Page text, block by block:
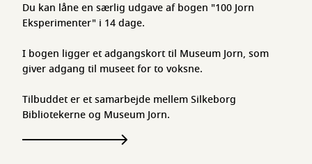
Du kan låne en særlig udgave af bogen "100 Jorn
Eksperimenter" i 14 dage.
I bogen ligger et adgangskort til Museum Jorn, som
giver adgang til museet for to voksne.
Tilbuddet er et samarbejde mellem Silkeborg
Bibliotekerne og Museum Jorn.